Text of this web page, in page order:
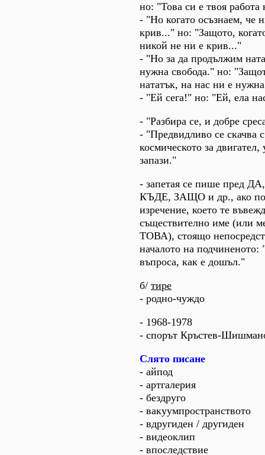
но: "Това си е твоя
- "Но когато осъзнаем, че
крив..." но: "Защото,
никой не ни е крив..."
- "Но за да продължим
нужна свобода." но:
нататък, на нас ни е
- "Ей сега!" но: "Ей, ела
- "Разбира се, и добре
- "Предвидливо се скачва
космическото за двигател,
запази."
- запетая се пише пред
КЪДЕ, ЗАЩО и др., ако
изречение, което те
съществително име (или
ТОВА), стоящо
началото на подчиненото:
въпроса, как е дошъл."
б/ тире
- родно-чуждо
- 1968-1978
- спорът Кръстев-
Слято писане
- айпод
- артгалерия
- бездруго
- вакуумпространството
- вдругиден / другиден
- видеоклип
- впоследствие